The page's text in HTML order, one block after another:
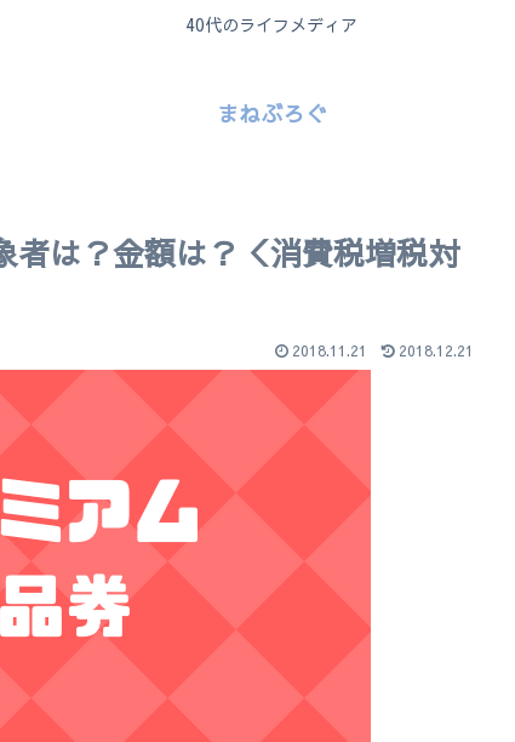
40代のライフメディア
まねぶろぐ
は？金額は？＜消費税増税対
2018.11.21 2018.12.21